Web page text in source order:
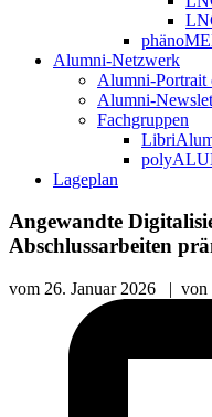
Alumni-Netzwerk
Alumni-Portrait
Alumni-
Fachgruppen
Lageplan
Angewandte
Abschlussarbeiten
vom 26. Januar 2026 | von